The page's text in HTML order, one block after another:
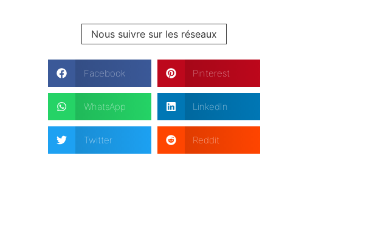
Nous suivre sur les réseaux
Facebook Pinterest
WhatsApp LinkedIn
Twitter Reddit